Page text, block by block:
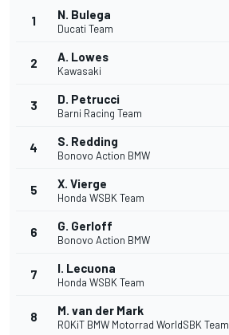
1 N. Bulega
Ducati Team
2 A. Lowes
Kawasaki
3 D. Petrucci
Barni Racing Team
4 S. Redding
Bonovo Action BMW
5 X. Vierge
Honda WSBK Team
6 G. Gerloff
Bonovo Action BMW
7 I. Lecuona
Honda WSBK Team
8 M. van der Mark
ROKiT BMW Motorrad WorldSBK Team